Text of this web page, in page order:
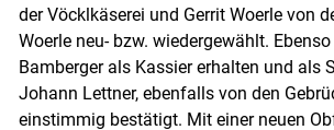
der Vöcklkäserei und Gerrit Woerle von
Woerle neu- bzw. wiedergewählt.
Bamberger als Kassier erhalten und als
Johann Lettner, ebenfalls von den
einstimmig bestätigt. Mit einer neuen